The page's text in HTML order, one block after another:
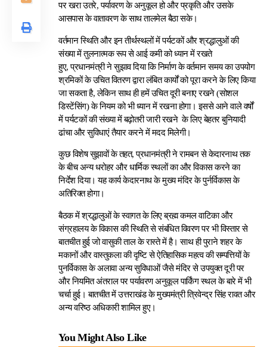
पर खरा उतरे, पर्यावरण के अनुकूल हो और प्रकृति और उसके
आसपास के वातावरण के साथ तालमेल बैठा सके।
वर्तमान स्थिति और इन तीर्थस्‍थलों में पर्यटकों और श्रद्धालुओं की
संख्‍या में तुलनात्‍मक रूप से आई कमी को ध्‍यान में रखते
हुए, प्रधानमंत्री ने सुझाव दिया कि निर्माण के वर्तमान समय का उपयोग
श्रमिकों के उचित वितरण द्वारा लंबित कार्यों को पूरा करने के लिए किया
जा सकता है, लेकिन साथ ही हमें उचित दूरी बनाए रखने (सोशल
डिस्‍टेंसिंग) के नियम को भी ध्‍यान में रखना होगा। इससे आने वाले वर्षों
में पर्यटकों की संख्‍या में बढ़ोतरी जारी रखने के लिए बेहतर बुनियादी
ढांचा और सुविधाएं तैयार करने में मदद मिलेगी।
कुछ विशेष सुझावों के तहत, प्रधानमंत्री ने रामबन से केदारनाथ तक
के बीच अन्‍य धरोहर और धार्मिक स्‍थलों का और विकास करने का
निर्देश दिया। यह कार्य केदारनाथ के मुख्‍य मंदिर के पुर्नर्विकास के
अतिरिक्‍त होगा।
बैठक में श्रद्धालुओं के स्‍वागत के लिए ब्रह्म कमल वाटिका और
संग्रहालय के विकास की स्थिति से संबंधित विवरण पर भी विस्‍तार से
बातचीत हुई जो वासुकी ताल के रास्‍ते में है। साथ ही पुराने शहर के
मकानों और वास्‍तुकला की दृष्टि से ऐतिहासिक महत्‍व की सम्‍पत्तियों के
पुनर्विकास के अलावा अन्‍य सुविधाओं जैसे मंदिर से उपयुक्‍त दूरी पर
और नियमित अंतराल पर पर्यावरण अनुकूल पार्किंग स्‍थल के बारे में भी
चर्चा हुई। बातचीत में उत्तराखंड के मुख्‍यमंत्री त्रिवेन्‍द्र सिंह रावत और
अन्‍य वरिष्‍ठ अधिकारी शामिल हुए।
You Might Also Like